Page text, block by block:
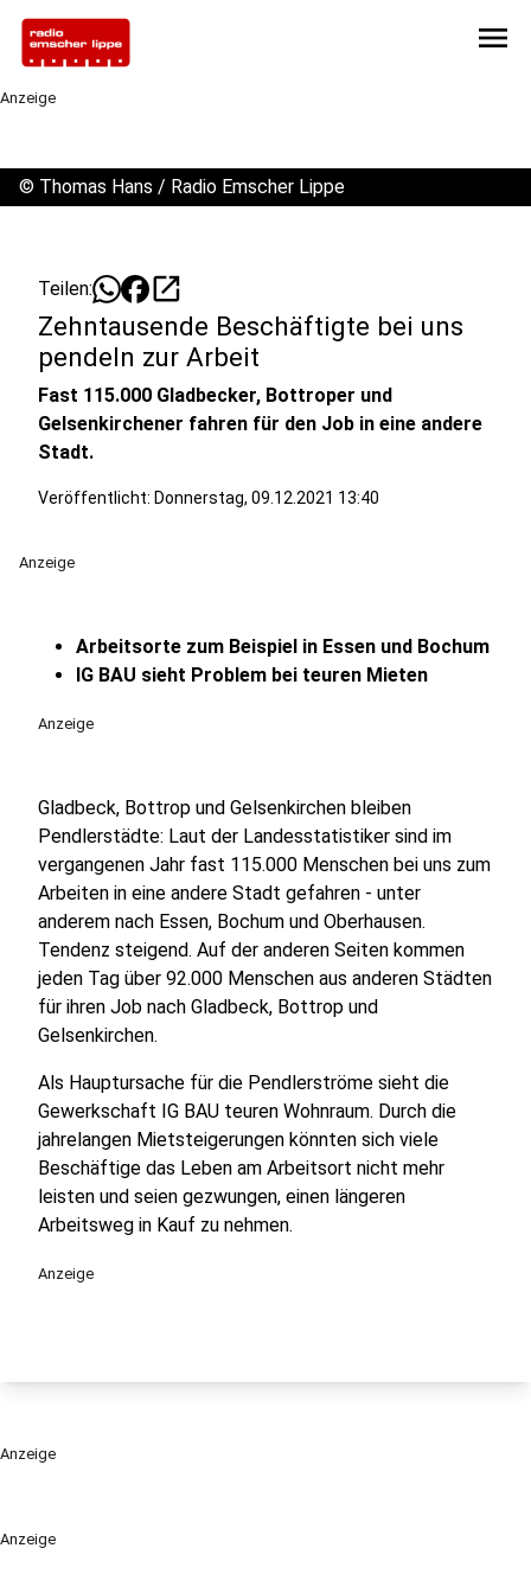
menu
Anzeige
Anzeige
© Thomas Hans / Radio Emscher Lippe
Teilen: open_in_new
Zehntausende Beschäftigte bei uns
pendeln zur Arbeit
Fast 115.000 Gladbecker, Bottroper und
Gelsenkirchener fahren für den Job in eine andere
Stadt.
Veröffentlicht: Donnerstag, 09.12.2021 13:40
Anzeige
Arbeitsorte zum Beispiel in Essen und Bochum
IG BAU sieht Problem bei teuren Mieten
Anzeige
Gladbeck, Bottrop und Gelsenkirchen bleiben
Pendlerstädte: Laut der Landesstatistiker sind im
vergangenen Jahr fast 115.000 Menschen bei uns zum
Arbeiten in eine andere Stadt gefahren - unter
anderem nach Essen, Bochum und Oberhausen.
Tendenz steigend. Auf der anderen Seiten kommen
jeden Tag über 92.000 Menschen aus anderen Städten
für ihren Job nach Gladbeck, Bottrop und
Gelsenkirchen.
Als Hauptursache für die Pendlerströme sieht die
Gewerkschaft IG BAU teuren Wohnraum. Durch die
jahrelangen Mietsteigerungen könnten sich viele
Beschäftige das Leben am Arbeitsort nicht mehr
leisten und seien gezwungen, einen längeren
Arbeitsweg in Kauf zu nehmen.
Anzeige
Anzeige